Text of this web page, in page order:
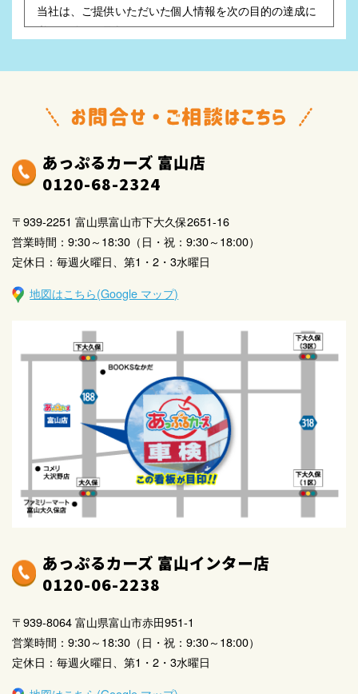
当社は、ご提供いただいた個人情報を次の目的の達成に
必要な範囲で取扱います。
ご挨拶
る情報のご提供
当社事業に係る調査･分析･研究
を第三者に委託することがあります。 その場合には委託
先に対して適切な監督を行い、個人情報保護の水準を担
2．法令、国が定める指針その他の規範（以下「法令
等」）に関して
個人情報を取り扱う事業に関連する法令等を常に把握す
者」）に周知し、遵守いたします。
3．個人情報の安全管理に関して
個人情報への不正アクセス、漏えい、滅失、又はき損
などのリスクを防止すべく、個人情報の安全管理のた
めの迅速な是正措置を講じる体制を構築し維持いたし
点検を実施し、発見された違反や事故に対して、速や
かに是正するとともに、弱点に対する予防処置を実施
いたします。
4．苦情・相談に関して
個人情報の取扱いに関する苦情及び相談について対応可
能な体制を構築し、誠意をもって対応いたします。お問
合せは弊社の電話番号にて承ります。
あっぷるカーズ 富山店
0120-68-2324
〒939-2251 富山県富山市下大久保2651-16
営業時間：9:30～18:30（日・祝：9:30～18:00）
定休日：毎週火曜日、第1・2・3水曜日
地図はこちら(Google マップ)
あっぷるカーズ 富山インター店
0120-06-2238
〒939-8064 富山県富山市赤田951-1
営業時間：9:30～18:30（日・祝：9:30～18:00）
定休日：毎週火曜日、第1・2・3水曜日